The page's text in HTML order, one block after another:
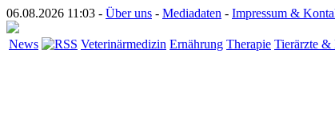
06.08.2026 11:03 - Über uns - Mediadaten - Impressum &
News Veterinärmedizin Ernährung Therapie Tierärzte